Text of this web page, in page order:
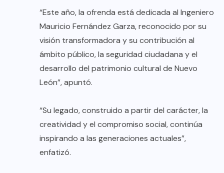
“Este año, la ofrenda está dedicada al Ingeniero
Mauricio Fernández Garza, reconocido por su
visión transformadora y su contribución al
ámbito público, la seguridad ciudadana y el
desarrollo del patrimonio cultural de Nuevo
León”, apuntó.
“Su legado, construido a partir del carácter, la
creatividad y el compromiso social, continúa
inspirando a las generaciones actuales”,
enfatizó.